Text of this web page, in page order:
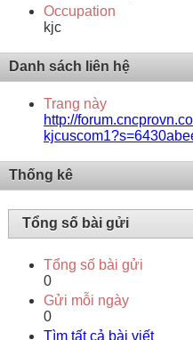
Occupation
kjc
Danh sách liên hệ
Trang này
http://
Thống kê
Tổng số bài gửi
Tổng số bài gửi
0
Gửi mỗi ngày
0
Tìm tất cả bài viết